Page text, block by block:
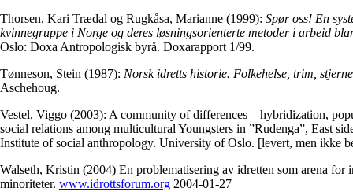
Thorsen, Kari Trædal og Rugkåsa, Marianne (1999): Spør oss! En
kvinnegruppe i Norge og deres løsningsorienterte metoder i arbeid
Oslo: Doxa Antropologisk byrå. Doxarapport 1/99.
Tønneson, Stein (1987): Norsk idretts historie. Folkehelse, trim,
Aschehoug.
Vestel, Viggo (2003): A community of differences – hybridization,
social relations among multicultural Youngsters in ”Rudenga”, East
Institute of social anthropology. University of Oslo. [levert, men ikke
Walseth, Kristin (2004) En problematisering av idretten som arena for
minoriteter. www.idrottsforum.org 2004-01-27